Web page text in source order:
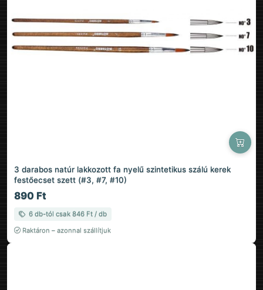
3 darabos natúr lakkozott fa nyelű szintetikus szálú kerek
festőecset szett (#3, #7, #10)
890 Ft
6 db-tól csak 846 Ft / db
Raktáron – azonnal szállítjuk